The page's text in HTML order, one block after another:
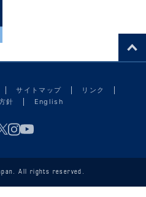
サイトマップ
リンク
針
English
All rights reserved.